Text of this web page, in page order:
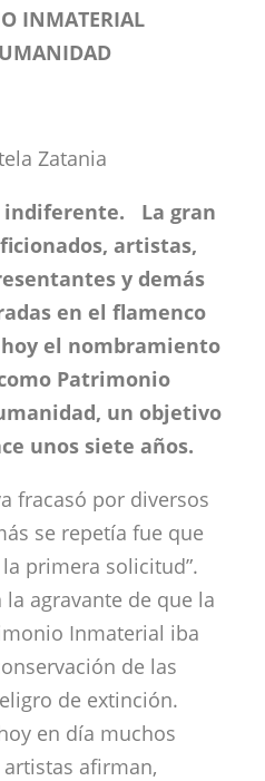
INMATERIAL
Zatania
indiferente. La gran
artistas,
y demás
en el flamenco
el nombramiento
Patrimonio
un objetivo
unos siete años.
fracasó por diversos
se repetía fue que
primera solicitud”.
agravante de que la
Inmaterial iba
de las
de extinción.
en día muchos
afirman,